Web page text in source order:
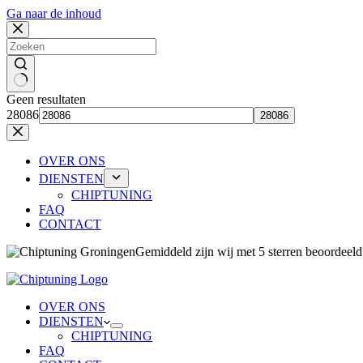
Ga naar de inhoud
Geen resultaten
28086
OVER ONS
DIENSTEN
CHIPTUNING
FAQ
CONTACT
Gemiddeld zijn wij
OVER ONS
DIENSTEN
CHIPTUNING
FAQ